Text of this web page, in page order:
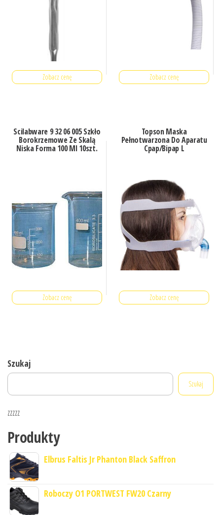
Zobacz cenę Zobacz cenę
Scilabware 9 32 06 005 Szkło
Borokrzemowe Ze Skalą
Niska Forma 100 Ml 10szt.
Zobacz cenę
Topson Maska
Pełnotwarzona Do Aparatu
Cpap/Bipap L
Zobacz cenę
Szukaj
Szukaj
zzzzz
Produkty
Elbrus Faltis Jr Phanton Black Saffron
Roboczy O1 PORTWEST FW20 Czarny